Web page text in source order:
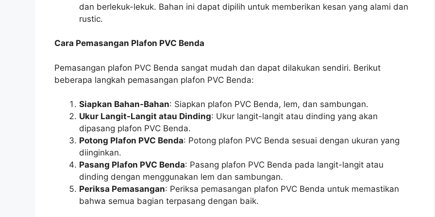
dan berlekuk-lekuk. Bahan ini dapat dipilih untuk memberikan kesan yang alami dan
rustic.
Cara Pemasangan Plafon PVC Benda
Pemasangan plafon PVC Benda sangat mudah dan dapat dilakukan sendiri. Berikut
beberapa langkah pemasangan plafon PVC Benda:
Siapkan Bahan-Bahan: Siapkan plafon PVC Benda, lem, dan sambungan.
Ukur Langit-Langit atau Dinding: Ukur langit-langit atau dinding yang akan
dipasang plafon PVC Benda.
Potong Plafon PVC Benda: Potong plafon PVC Benda sesuai dengan ukuran yang
diinginkan.
Pasang Plafon PVC Benda: Pasang plafon PVC Benda pada langit-langit atau
dinding dengan menggunakan lem dan sambungan.
Periksa Pemasangan: Periksa pemasangan plafon PVC Benda untuk memastikan
bahwa semua bagian terpasang dengan baik.